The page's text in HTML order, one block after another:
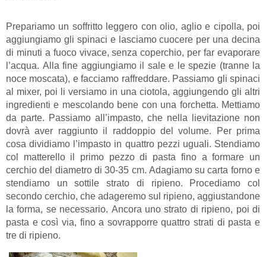
Prepariamo un soffritto leggero con olio, aglio e cipolla, poi
aggiungiamo gli spinaci e lasciamo cuocere per una decina
di minuti a fuoco vivace, senza coperchio, per far evaporare
l’acqua. Alla fine aggiungiamo il sale e le spezie (tranne la
noce moscata), e facciamo raffreddare. Passiamo gli spinaci
al mixer, poi li versiamo in una ciotola, aggiungendo gli altri
ingredienti e mescolando bene con una forchetta. Mettiamo
da parte. Passiamo all’impasto, che nella lievitazione non
dovrà aver raggiunto il raddoppio del volume. Per prima
cosa dividiamo l’impasto in quattro pezzi uguali. Stendiamo
col matterello il primo pezzo di pasta fino a formare un
cerchio del diametro di 30-35 cm. Adagiamo su carta forno e
stendiamo un sottile strato di ripieno. Procediamo col
secondo cerchio, che adageremo sul ripieno, aggiustandone
la forma, se necessario. Ancora uno strato di ripieno, poi di
pasta e così via, fino a sovrapporre quattro strati di pasta e
tre di ripieno.